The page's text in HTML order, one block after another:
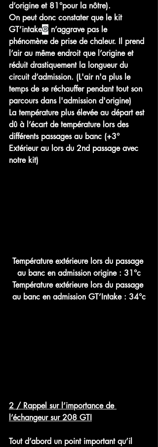
d’origine et 81°pour la nôtre).
On peut donc constater que le kit
GT’intake® n’aggrave pas le
phénomène de prise de chaleur. Il prend
l’air au même endroit que l’origine et
réduit drastiquement la longueur du
circuit d’admission. (L'air n'a plus le
temps de se réchauffer pendant tout son
parcours dans l'admission d'origine)
La température plus élevée au départ est
dû à l’écart de température lors des
différents passages au banc (+3°
Extérieur au lors du 2nd passage avec
notre kit)
Température extérieure lors du passage
au banc en admission origine : 31°c
Température extérieure lors du passage
au banc en admission GT’Intake : 34°c
2 / Rappel sur l’importance de
l’échangeur sur 208 GTI
Tout d’abord un point important qu’il